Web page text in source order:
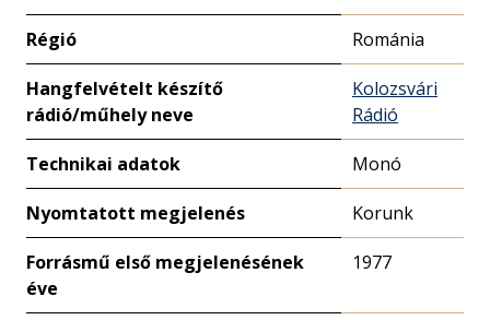
Régió Románia
Hangfelvételt készítő
rádió/műhely neve
Kolozsvári
Rádió
Technikai adatok Monó
Nyomtatott megjelenés Korunk
Forrásmű első megjelenésének
éve
1977